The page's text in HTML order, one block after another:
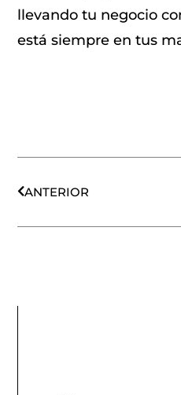
llevando tu negocio
está siempre en tus
ANTERIOR